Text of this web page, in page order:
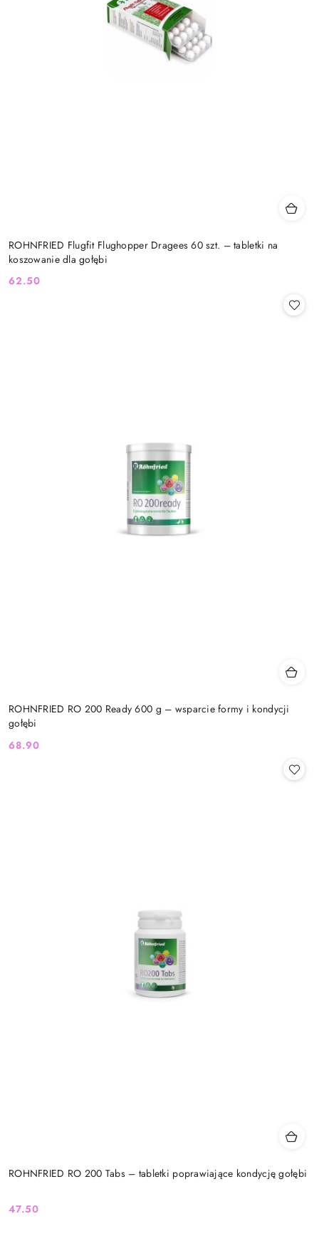
ROHNFRIED Flugfit Flughopper Dragees 60 szt. – tabletki na
koszowanie dla gołębi
Cena:
62.50
ROHNFRIED RO 200 Ready 600 g – wsparcie formy i kondycji
gołębi
Cena:
68.90
ROHNFRIED RO 200 Tabs – tabletki poprawiające kondycję gołębi
Cena:
47.50